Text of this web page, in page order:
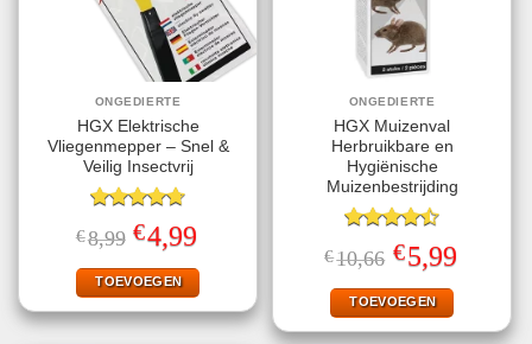
ONGEDIERTE
HGX Elektrische
Vliegenmepper – Snel &
Veilig Insectvrij
Gewaardeerd
4.70uit 5
€8,99 Oorspronkelijke
prijs
was:
€8,99.
€4,99
is:
€4,99.
TOEVOEGEN
ONGEDIERTE
HGX Muizenval
Herbruikbare en
Hygiënische
Muizenbestrijding
Gewaardeerd
4.47uit 5
€10,66 Oorspronkelijke
prijs
was:
€10,66.
€5,99Huidige
prijs
TOEVOEGEN